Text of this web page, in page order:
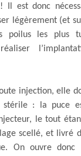
Il est donc
légèrement (et
poilus les plus
injection, elle
stérile : la puce
le tout
scellé, et livré
On ouvre donc